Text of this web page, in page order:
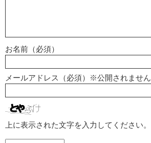
お名前（必須）
メールアドレス（必須）※公開されません
上に表示された文字を入力してください。